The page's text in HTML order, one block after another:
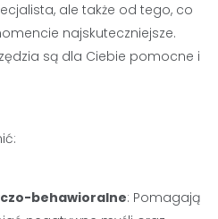
ale także od tego, co
najskuteczniejsze.
są dla Ciebie pomocne i
behawioralne: Pomagają